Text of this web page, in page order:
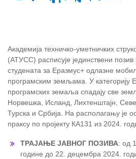
Академија техничко-уметничких
(АТУСС) расписује јединствени позив
студената за Еразмус+ одлазне
програмским земљама. У категорију
програмских земаља спадају све
Норвешка, Исланд, Лихтенштајн,
Турска и Србија. На располагању је
праксу по пројекту КА131 из 2024.
ТРАЈАЊЕ ЈАВНОГ ПОЗИВА: од
године до 22. децембра 2024.